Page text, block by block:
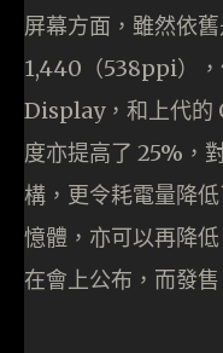
屏幕方面，雖然依
1,440（538ppi）
Display，和上代的
度亦提高了 25%，
構，更令耗電量降
憶體，亦可以再降
在會上公布，而發